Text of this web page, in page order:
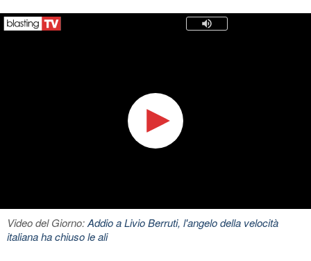
Video del Giorno:Addio a Livio Berruti, l'angelo della velocità
italiana ha chiuso le ali